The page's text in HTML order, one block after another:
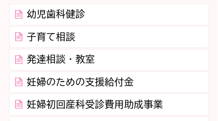
幼児歯科健診
子育て相談
発達相談・教室
妊婦のための支援給付金
妊婦初回産科受診費用助成事業